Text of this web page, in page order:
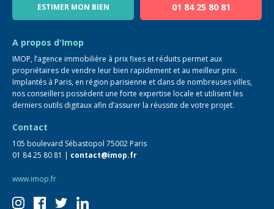
ESTIMER MON BIEN 01 84 25 80 81
A propos d'Imop
IMOP, l’agence immobilière à prix fixes et réduits permet aux
propriétaires de vendre leur bien rapidement et au meilleur prix.
Implantés à Paris, en région parisienne et dans de nombreuses villes,
nos conseillers possèdent une forte expertise locale et utilisent les
derniers outils digitaux afin d’assurer la réussite de votre projet.
Contact
105 boulevard Sébastopol 75002 Paris
01 84 25 80 81 | contact@imop.fr
www.imop.fr